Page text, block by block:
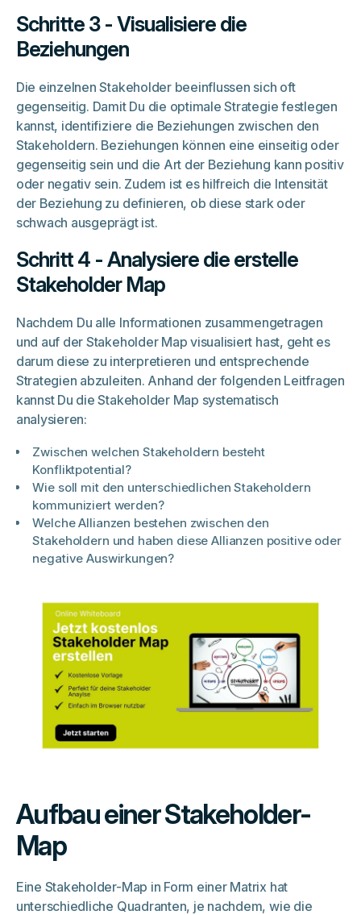
Schritte 3 - Visualisiere die
Beziehungen
Die einzelnen Stakeholder beeinflussen sich oft
gegenseitig. Damit Du die optimale Strategie festlegen
kannst, identifiziere die Beziehungen zwischen den
Stakeholdern. Beziehungen können eine einseitig oder
gegenseitig sein und die Art der Beziehung kann positiv
oder negativ sein. Zudem ist es hilfreich die Intensität
der Beziehung zu definieren, ob diese stark oder
schwach ausgeprägt ist.
Schritt 4 - Analysiere die erstelle
Stakeholder Map
Nachdem Du alle Informationen zusammengetragen
und auf der Stakeholder Map visualisiert hast, geht es
darum diese zu interpretieren und entsprechende
Strategien abzuleiten. Anhand der folgenden Leitfragen
kannst Du die Stakeholder Map systematisch
analysieren:
Zwischen welchen Stakeholdern besteht
Konfliktpotential?
Wie soll mit den unterschiedlichen Stakeholdern
kommuniziert werden?
Welche Allianzen bestehen zwischen den
Stakeholdern und haben diese Allianzen positive oder
negative Auswirkungen?
Aufbau einer Stakeholder-
Map
Eine Stakeholder-Map in Form einer Matrix hat
unterschiedliche Quadranten, je nachdem, wie die